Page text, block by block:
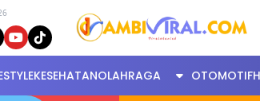
KESEHATANOLAHRAGA OTOMOTIF